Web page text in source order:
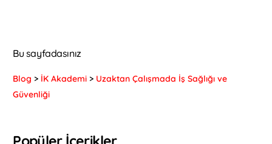
Bu sayfadasınız
Blog > İK Akademi > Uzaktan Çalışmada İş Sağlığı ve
Güvenliği